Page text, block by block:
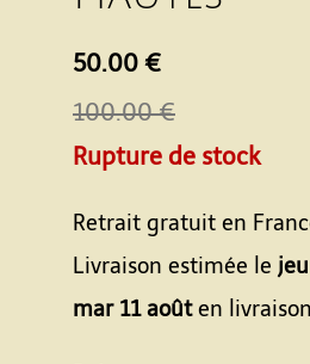
50.00 €
100.00 €
Rupture de stock
Retrait gratuit en
Livraison estimée le
mar 11 aoûten